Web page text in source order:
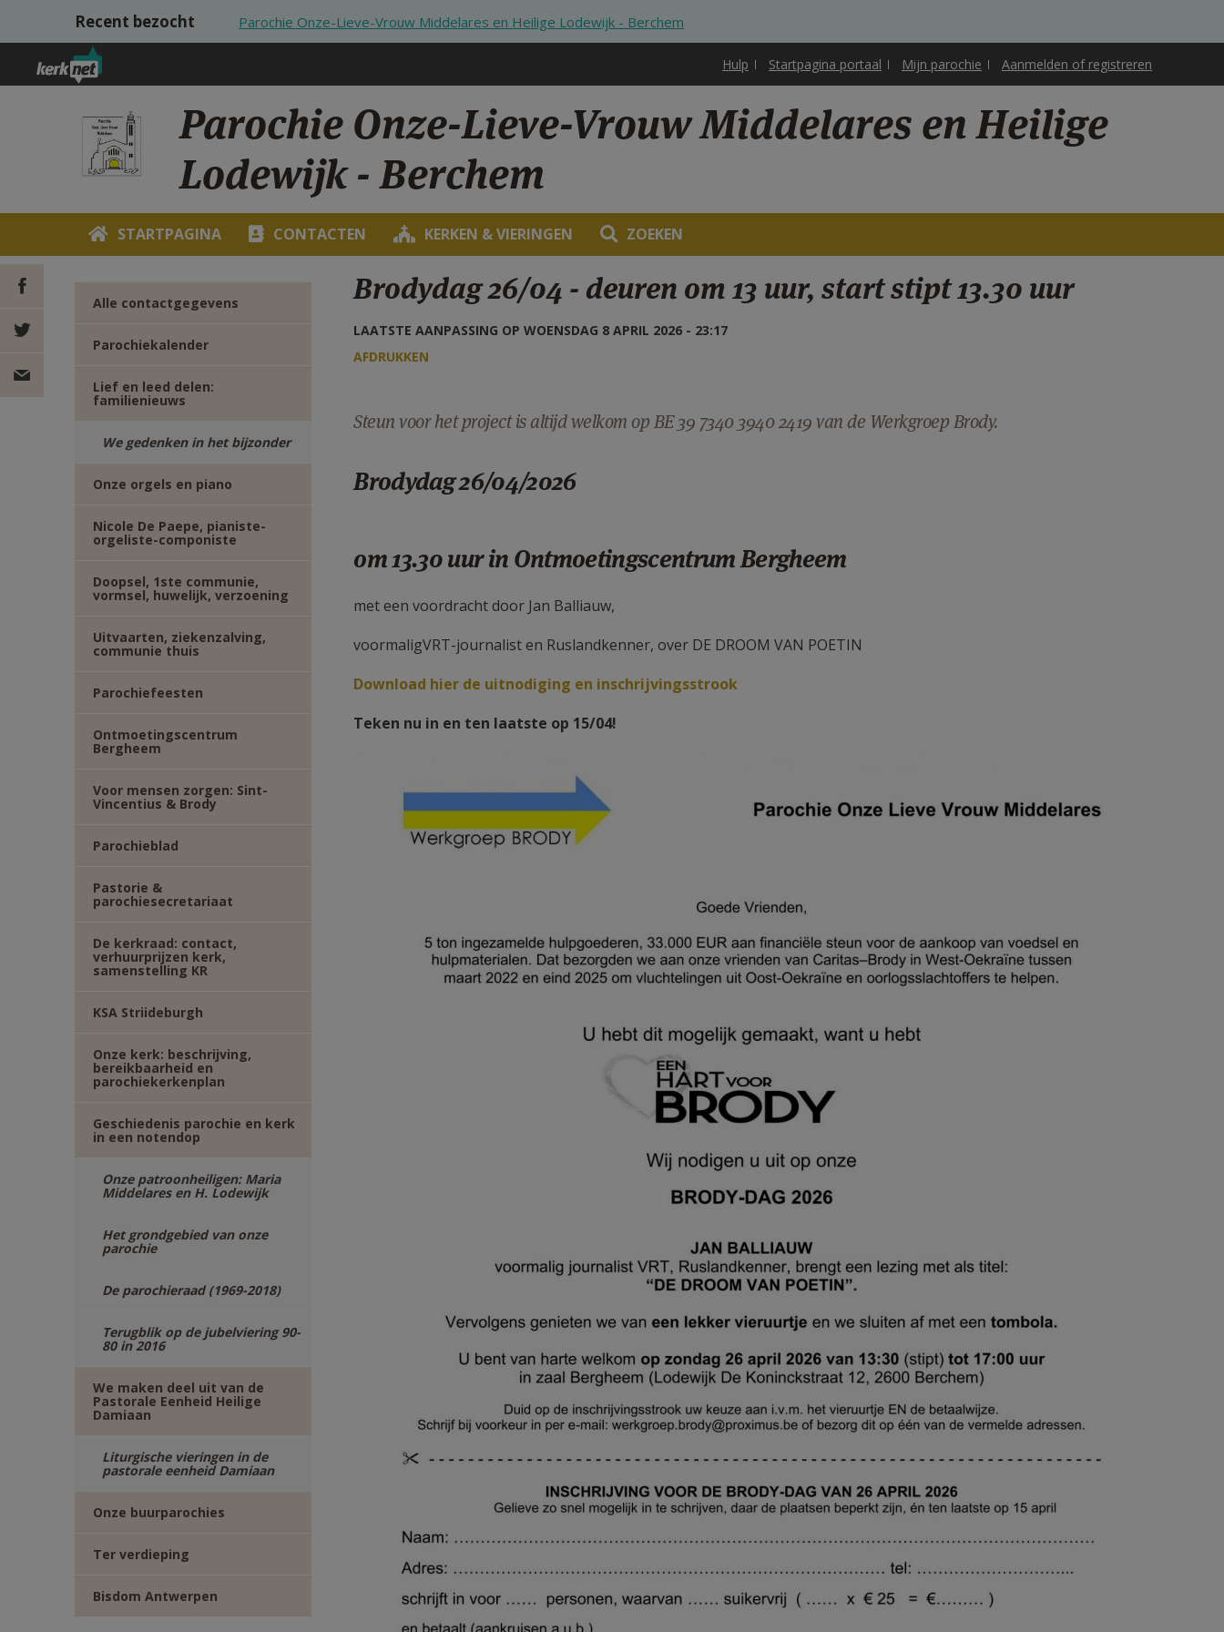
Overslaan en naar de inhoud gaan
Recent bezocht Parochie Onze-Lieve-Vrouw Middelares en Heilige Lodewijk - Berchem
Hulp Startpagina portaal Mijn parochie Aanmelden of registreren
Parochie Onze-Lieve-Vrouw Middelares en Heilige
Lodewijk - Berchem
STARTPAGINA CONTACTEN KERKEN & VIERINGEN ZOEKEN
DEEL OP
FACEBOOK
DEEL OP
Alle contactgegevens
Parochiekalender
Lief en leed delen:
familienieuws
We gedenken in het bijzonder
Onze orgels en piano
Nicole De Paepe, pianiste-
orgeliste-componiste
Doopsel, 1ste communie,
vormsel, huwelijk, verzoening
Uitvaarten, ziekenzalving,
communie thuis
Parochiefeesten
Ontmoetingscentrum
Bergheem
Voor mensen zorgen: Sint-
Vincentius & Brody
Parochieblad
Pastorie &
parochiesecretariaat
De kerkraad: contact,
verhuurprijzen kerk,
samenstelling KR
KSA Striideburgh
Onze kerk: beschrijving,
bereikbaarheid en
parochiekerkenplan
Geschiedenis parochie en kerk
in een notendop
Onze patroonheiligen: Maria
Middelares en H. Lodewijk
Het grondgebied van onze
parochie
De parochieraad (1969-2018)
Terugblik op de jubelviering 90-
80 in 2016
We maken deel uit van de
Pastorale Eenheid Heilige
Damiaan
Liturgische vieringen in de
pastorale eenheid Damiaan
Onze buurparochies
Ter verdieping
Bisdom Antwerpen
Brodydag 26/04 - deuren om 13 uur, start stipt 13.30 uur
LAATSTE AANPASSING OP WOENSDAG 8 APRIL 2026 - 23:17
AFDRUKKEN
Steun voor het project is altijd welkom op BE 39 7340 3940 2419 van de Werkgroep Brody.
Brodydag 26/04/2026
om 13.30 uur in Ontmoetingscentrum Bergheem
met een voordracht door Jan Balliauw,
voormaligVRT-journalist en Ruslandkenner, over DE DROOM VAN POETIN
Download hier de uitnodiging en inschrijvingsstrook
Teken nu in en ten laatste op 15/04!